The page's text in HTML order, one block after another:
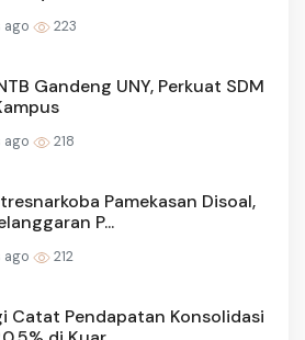
ago 223
Gandeng UNY, Perkuat SDM
ago 218
Pamekasan Disoal,
P...
ago 212
Catat Pendapatan Konsolidasi